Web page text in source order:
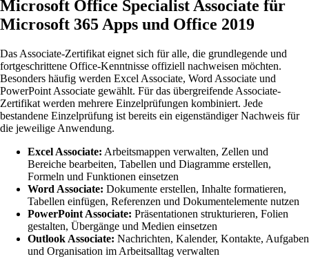
Microsoft Office Specialist Associate für
Microsoft 365 Apps und Office 2019
Das Associate-Zertifikat eignet sich für alle, die grundlegende und
fortgeschrittene Office-Kenntnisse offiziell nachweisen möchten.
Besonders häufig werden Excel Associate, Word Associate und
PowerPoint Associate gewählt. Für das übergreifende Associate-
Zertifikat werden mehrere Einzelprüfungen kombiniert. Jede
bestandene Einzelprüfung ist bereits ein eigenständiger Nachweis für
die jeweilige Anwendung.
Excel Associate: Arbeitsmappen verwalten, Zellen und
Bereiche bearbeiten, Tabellen und Diagramme erstellen,
Formeln und Funktionen einsetzen
Word Associate: Dokumente erstellen, Inhalte formatieren,
Tabellen einfügen, Referenzen und Dokumentelemente nutzen
PowerPoint Associate: Präsentationen strukturieren, Folien
gestalten, Übergänge und Medien einsetzen
Outlook Associate: Nachrichten, Kalender, Kontakte, Aufgaben
und Organisation im Arbeitsalltag verwalten